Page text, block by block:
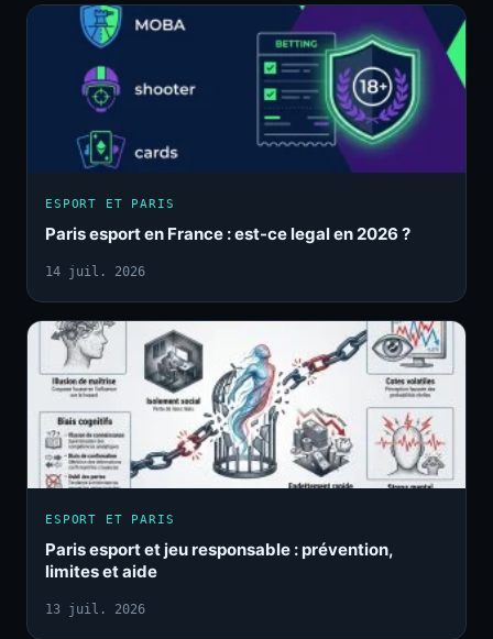
ESPORT ET PARIS
Paris esport en France : est-ce legal en 2026 ?
14 juil. 2026
ESPORT ET PARIS
Paris esport et jeu responsable : prévention,
limites et aide
13 juil. 2026